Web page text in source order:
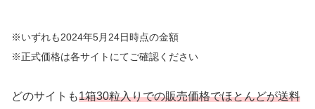
※いずれも2024年5月24日時点の金額
※正式価格は各サイトにてご確認ください
どのサイトも1箱30粒入りでの販売価格でほとんどが送料